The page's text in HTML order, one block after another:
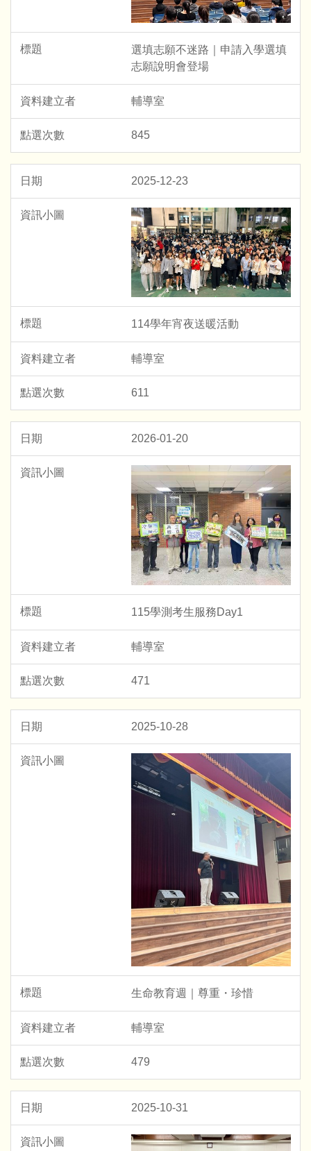
選填志願不迷路｜申請入學選填
志願說明會登場
輔導室
845
2025-12-23
114學年宵夜送暖活動
輔導室
611
2026-01-20
115學測考生服務Day1
輔導室
471
2025-10-28
生命教育週｜尊重・珍惜
輔導室
479
2025-10-31